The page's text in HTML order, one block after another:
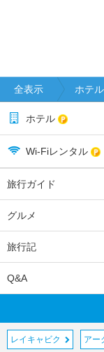
全表示 ホテ
ホテル
Wi-Fiレンタル
旅行ガイド
グルメ
旅行記
Q&A
レイキャビク アー